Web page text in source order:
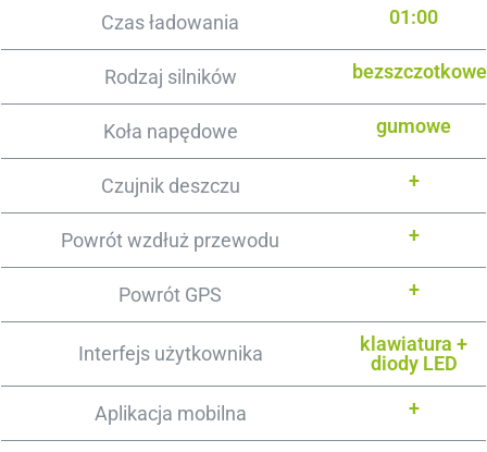
Czas ładowania 01:00
Rodzaj silników bezszczotkowe
Koła napędowe gumowe
Czujnik deszczu +
Powrót wzdłuż przewodu +
Powrót GPS +
Interfejs użytkownika
klawiatura +
diody LED
Aplikacja mobilna +